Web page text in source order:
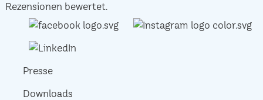
Rezensionen bewertet.
Presse
Downloads